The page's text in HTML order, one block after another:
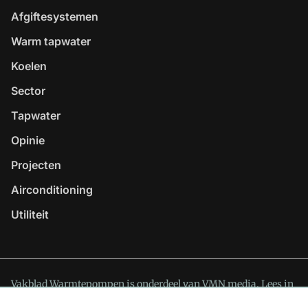
Afgiftesystemen
Warm tapwater
Koelen
Sector
Tapwater
Opinie
Projecten
Airconditioning
Utiliteit
Vakblad Warmtepompen is onderdeel van VMN media. Lees in